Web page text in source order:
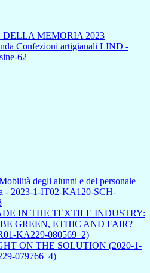
MEMORIA 2023
Confezioni artigianali LIND -
62
degli alunni e del personale
- 2023-1-IT02-KA120-SCH-
IN THE TEXTILE INDUSTRY:
GREEN, ETHIC AND FAIR?
KA229-080569_2)
ON THE SOLUTION (2020-1-
079766_4)